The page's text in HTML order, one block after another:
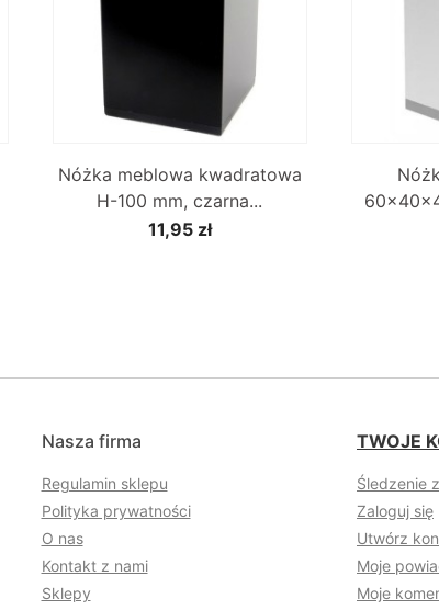
Nóżka meblowa kwadratowa
H-100 mm, czarna...
11,95 zł
Nasza firma
Regulamin sklepu
Polityka prywatności
O nas
Kontakt z nami
Sklepy
TWOJE
Śledzenie
Zaloguj się
Utwórz
Moje
Moje